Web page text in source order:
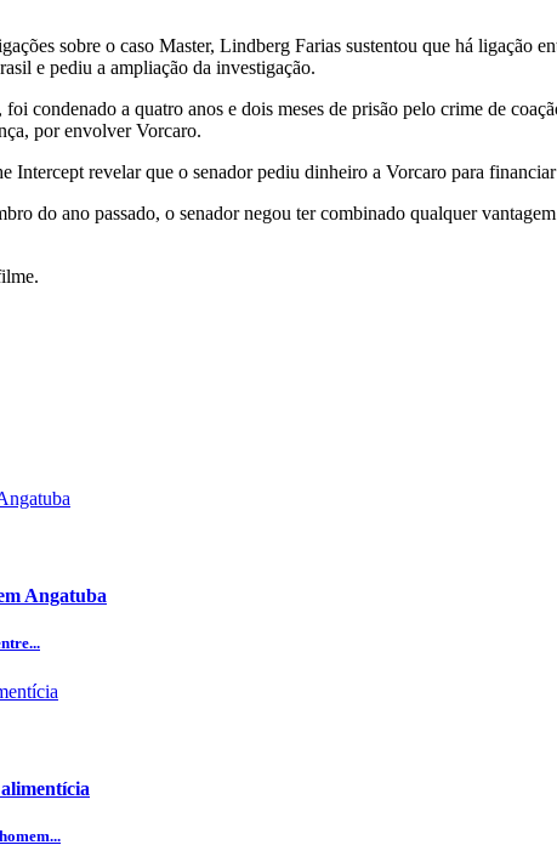
sobre o caso Master, Lindberg Farias sustentou que há ligação
e pediu a ampliação da investigação.
condenado a quatro anos e dois meses de prisão pelo crime de
por envolver Vorcaro.
revelar que o senador pediu dinheiro a Vorcaro para financiar
do ano passado, o senador negou ter combinado qualquer
Angatuba